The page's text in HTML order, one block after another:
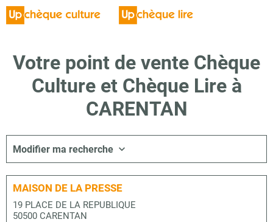
Votre point de vente Chèque
Culture et Chèque Lire à
CARENTAN
Modifier ma recherche
MAISON DE LA PRESSE
19 PLACE DE LA REPUBLIQUE
50500 CARENTAN